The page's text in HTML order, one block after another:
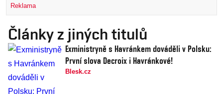
Reklama
Články z jiných titulů
Exministryně s Havránkem dováděli v Polsku:
První slova Decroix i Havránkové!
Blesk.cz